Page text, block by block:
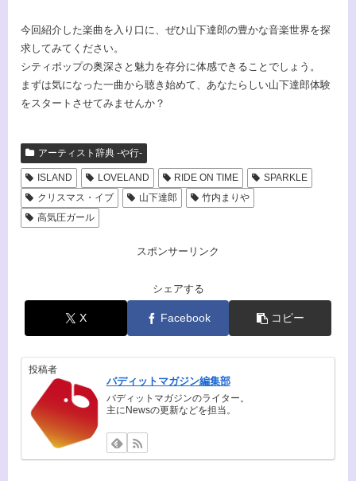
今回紹介した楽曲を入り口に、ぜひ山下達郎の豊かな音楽世界を探
求してみてください。
シティポップの奥深さと魅力を存分に体感できることでしょう。
まずは気になった一曲から聴き始めて、あなたらしい山下達郎体験
をスタートさせてみませんか？
アーティスト辞典 -や行-
ISLAND LOVELAND RIDE ON TIME
SPARKLE
クリスマス・イブ
山下達郎
竹内まりや
高気圧ガール
スポンサーリンク
シェアする
X Facebook コピー
投稿者
バディットマガジン編集部
バディットマガジンのライター。
主にNewsの更新などを担当。